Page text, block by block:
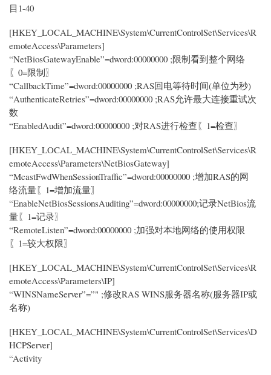
目1-40
[HKEY_LOCAL_MACHINE\System\CurrentControlSet\Services\R
emoteAccess\Parameters]
“NetBiosGatewayEnable”=dword:00000000 ;限制看到整个网络
〖0=限制〗
“CallbackTime”=dword:00000000 ;RAS回电等待时间(单位为秒)
“AuthenticateRetries”=dword:00000000 ;RAS允许最大连接重试次
数
“EnabledAudit”=dword:00000000 ;对RAS进行检查〖1=检查〗
[HKEY_LOCAL_MACHINE\System\CurrentControlSet\Services\R
emoteAccess\Parameters\NetBiosGateway]
“McastFwdWhenSessionTraffic”=dword:00000000 ;增加RAS的网
络流量〖1=增加流量〗
“EnableNetBiosSessionsAuditing”=dword:00000000;记录NetBios流
量〖1=记录〗
“RemoteListen”=dword:00000000 ;加强对本地网络的使用权限
〖1=较大权限〗
[HKEY_LOCAL_MACHINE\System\CurrentControlSet\Services\R
emoteAccess\Parameters\IP]
“WINSNameServer”=”" ;修改RAS WINS服务器名称(服务器IP或
名称)
[HKEY_LOCAL_MACHINE\System\CurrentControlSet\Services\D
HCPServer]
“Activity